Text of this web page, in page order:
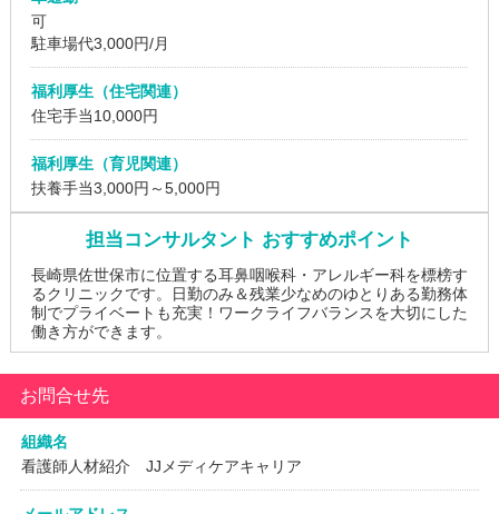
可
駐車場代3,000円/月
福利厚生（住宅関連）
住宅手当10,000円
福利厚生（育児関連）
扶養手当3,000円～5,000円
担当コンサルタント おすすめポイント
長崎県佐世保市に位置する耳鼻咽喉科・アレルギー科を標榜す
るクリニックです。日勤のみ＆残業少なめのゆとりある勤務体
制でプライベートも充実！ワークライフバランスを大切にした
働き方ができます。
お問合せ先
組織名
看護師人材紹介 JJメディケアキャリア